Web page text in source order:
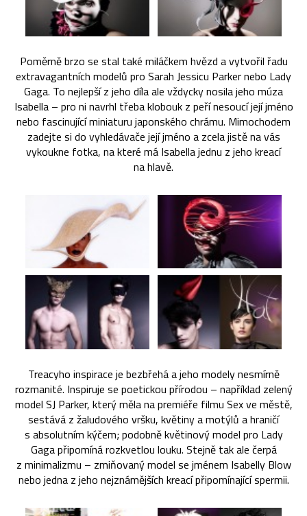
Poměrně brzo se stal také miláčkem hvězd a vytvořil řadu
extravagantních modelů pro Sarah Jessicu Parker nebo Lady
Gaga. To nejlepší z jeho díla ale vždycky nosila jeho múza
Isabella – pro ni navrhl třeba klobouk z peří nesoucí její jméno
nebo fascinující miniaturu japonského chrámu. Mimochodem
zadejte si do vyhledávače její jméno a zcela jistě na vás
vykoukne fotka, na které má Isabella jednu z jeho kreací
na hlavě.
Treacyho inspirace je bezbřehá a jeho modely nesmírně
rozmanité. Inspiruje se poetickou přírodou – například zelený
model SJ Parker, který měla na premiéře filmu Sex ve městě,
sestává z žaludového vršku, květiny a motýlů a hraničí
s absolutním kýčem; podobně květinový model pro Lady
Gaga připomíná rozkvetlou louku. Stejně tak ale čerpá
z minimalizmu – zmiňovaný model se jménem Isabelly Blow
nebo jedna z jeho nejznámějších kreací připomínající spermii.